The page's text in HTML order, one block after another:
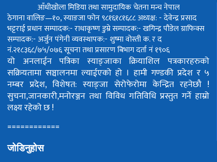
आँधीखोला मिडिया तथा सामुदायिक चेतना मन्च नेपाल
ठेगाना वालिङ—१०, स्याङजा फोन ९८१६१८१६८८अध्यक्ष: - देवेन्द्र प्रसाद
भट्टराईप्रधान सम्पादक:- राधाकृष्ण डुम्रेसम्पादक:- खगिन्द्र पौडेलग्राफिक्स
सम्पादक:- अर्जुन पंगेनीव्यवस्थापक:- शुष्मा वोस्तीक. र द
नं.२१८३६८/७५/०७६सूचना तथा प्रसारण बिभाग दर्ता नं १९०६
यो अनलाईन पत्रिका स्याङ्जाका क्रियाशिल पत्रकारहरुको
सक्रियतामा सञ्चालनमा ल्याईएको हो । हामी गण्डकी प्रदेश र ५
नम्बर प्रदेश, विशेषत: स्याङ्जा सेरोफेरोमा केन्द्रित रहनेछौ !
सुचना,जानकारी,मनोरञ्जन तथा विविध गतिविधि प्रस्तुत गर्ने हाम्रो
लक्ष्य रहेको छ !
============
जोडिनुहोस